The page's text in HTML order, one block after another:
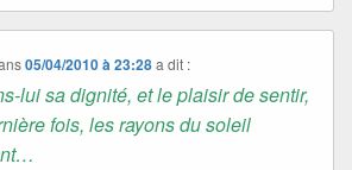
05/04/2010 à 23:28 a dit :
lui sa dignité, et le plaisir de sentir,
fois, les rayons du soleil